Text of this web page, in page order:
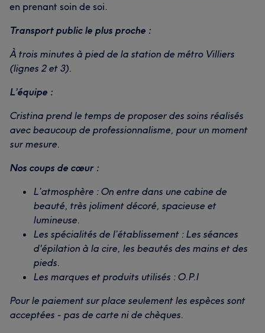
en prenant soin de soi.
Transport public le plus proche :
À trois minutes à pied de la station de métro Villiers
(lignes 2 et 3).
L’équipe :
Cristina prend le temps de proposer des soins réalisés
avec beaucoup de professionnalisme, pour un moment
sur mesure.
Nos coups de cœur :
L’atmosphère : On entre dans une cabine de
beauté, très joliment décoré, spacieuse et
lumineuse.
Les spécialités de l’établissement : Les séances
d'épilation à la cire, les beautés des mains et des
pieds.
Les marques et produits utilisés : O.P.I
Pour le paiement sur place seulement les espèces sont
acceptées - pas de carte ni de chèques.